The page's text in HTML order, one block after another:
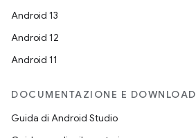
Android 13
Android 12
Android 11
DOCUMENTAZIONE E DOWNLOAD
Guida di Android Studio